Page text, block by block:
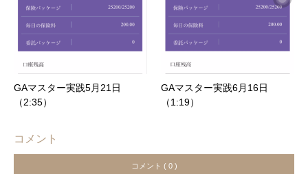
GAマスター実践5月21日
（2:35）
GAマスター実践6月16日
（1:19）
コメント
コメント ( 0 )